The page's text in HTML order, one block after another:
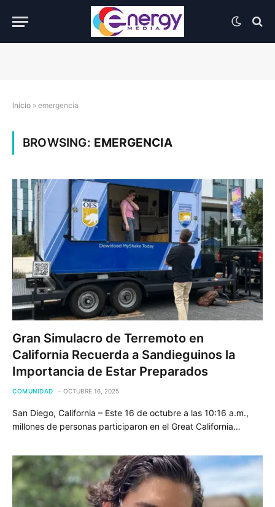
Inicio » emergencia
BROWSING: EMERGENCIA
Gran Simulacro de Terremoto en
California Recuerda a Sandieguinos la
Importancia de Estar Preparados
COMUNIDAD OCTUBRE 16, 2025
San Diego, California – Este 16 de octubre a las 10:16 a.m.,
millones de personas participaron en el Great California…